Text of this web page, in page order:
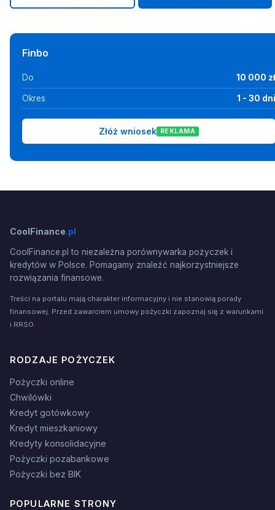
Finbo
Do 10 000 zł
Okres 1 - 30 dni
Złóż wniosek REKLAMA
CoolFinance.pl
CoolFinance.pl to niezależna porównywarka pożyczek i
kredytów w Polsce. Pomagamy znaleźć najkorzystniejsze
rozwiązania finansowe.
Treści na portalu mają charakter informacyjny i nie stanowią porady
finansowej. Przed zawarciem umowy pożyczki zapoznaj się z warunkami
i RRSO.
RODZAJE POŻYCZEK
Pożyczki online
Chwilówki
Kredyt gotówkowy
Kredyt mieszkaniowy
Kredyty konsolidacyjne
Pożyczki pozabankowe
Pożyczki bez BIK
POPULARNE STRONY